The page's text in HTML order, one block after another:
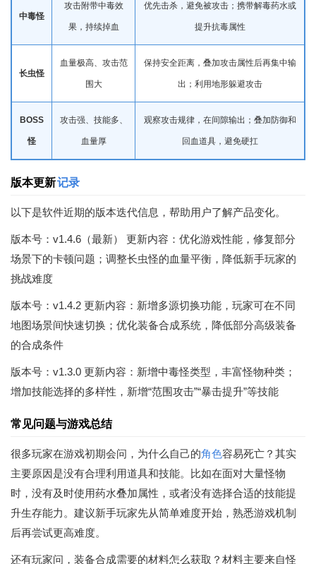
中毒怪
攻击附带中毒效
果，持续掉血
优先击杀，避免被攻击；携带解毒药水或
提升抗毒属性
长虫怪
血量极高、攻击范
围大
保持安全距离，叠加攻击属性后再集中输
出；利用地形躲避攻击
BOSS
怪
攻击强、技能多、
血量厚
观察攻击规律，在间隙输出；叠加防御和
回血道具，避免硬扛
版本更新记录
以下是软件近期的版本迭代信息，帮助用户了解产品变化。
版本号：v1.4.6（最新） 更新内容：优化游戏性能，修复部分
场景下的卡顿问题；调整长虫怪的血量平衡，降低新手玩家的
挑战难度
版本号：v1.4.2 更新内容：新增多源切换功能，玩家可在不同
地图场景间快速切换；优化装备合成系统，降低部分高级装备
的合成条件
版本号：v1.3.0 更新内容：新增中毒怪类型，丰富怪物种类；
增加技能选择的多样性，新增“范围攻击”“暴击提升”等技能
常见问题与游戏总结
很多玩家在游戏初期会问，为什么自己的角色容易死亡？其实
主要原因是没有合理利用道具和技能。比如在面对大量怪物
时，没有及时使用药水叠加属性，或者没有选择合适的技能提
升生存能力。建议新手玩家先从简单难度开始，熟悉游戏机制
后再尝试更高难度。
还有玩家问，装备合成需要的材料怎么获取？材料主要来自怪